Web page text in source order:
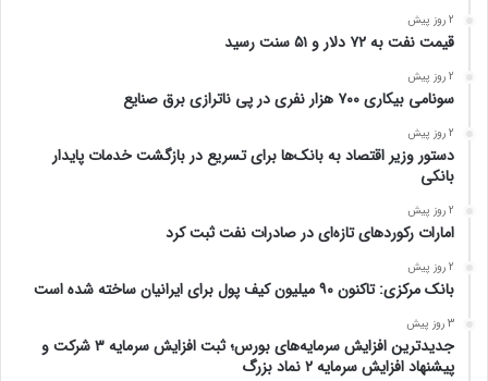
2 روز پیش
قیمت نفت به ۷۲ دلار و ۵۱ سنت رسید
2 روز پیش
سونامی بیکاری ۷۰۰ هزار نفری در پی ناترازی برق صنایع
2 روز پیش
دستور وزیر اقتصاد به بانک‌ها برای تسریع در بازگشت خدمات پایدار
بانکی
2 روز پیش
امارات رکورد‌های تازه‌ای در صادرات نفت ثبت کرد
2 روز پیش
بانک مرکزی: تاکنون ۹۰ میلیون کیف پول برای ایرانیان ساخته شده است
3 روز پیش
جدیدترین افزایش سرمایه‌های بورس؛ ثبت افزایش سرمایه ۳ شرکت و
پیشنهاد افزایش سرمایه ۲ نماد بزرگ